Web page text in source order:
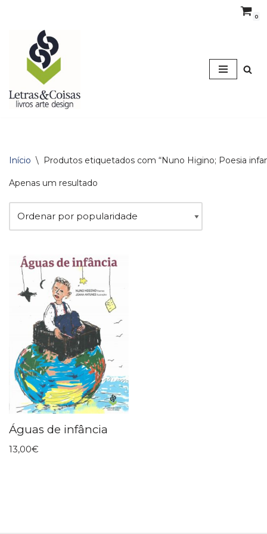
Avançar
conteúdo
0
Início \ Produtos etiquetados com “Nuno Higino; Poesia
Apenas um resultado
Águas de infância
13,00€